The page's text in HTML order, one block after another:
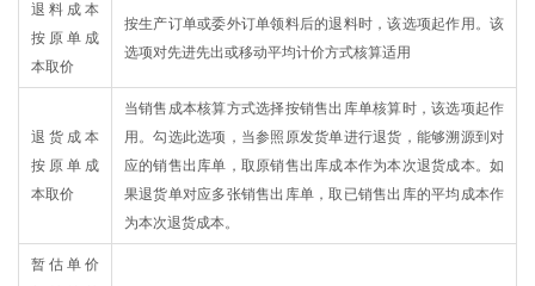
退料成本
按原单成
本取价
按生产订单或委外订单领料后的退料时，该选项起作用。该
选项对先进先出或移动平均计价方式核算适用
退货成本
按原单成
本取价
当销售成本核算方式选择按销售出库单核算时，该选项起作
用。勾选此选项，当参照原发货单进行退货，能够溯源到对
应的销售出库单，取原销售出库成本作为本次退货成本。如
果退货单对应多张销售出库单，取已销售出库的平均成本作
为本次退货成本。
暂估单价